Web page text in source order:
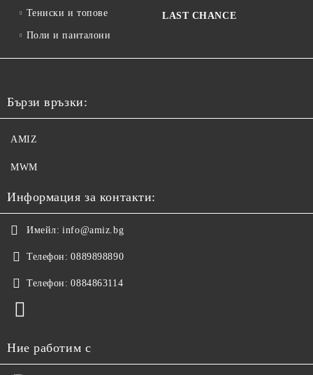
Тениски и топове
Поли и панталони
LAST CHANCE
Бързи връзки:
AMIZ
MWM
Информация за контакти:
Имейл: info@amiz.bg
Телефон: 0889898890
Телефон: 0884863114
Ние работим с